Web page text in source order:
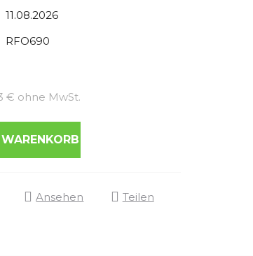
11.08.2026
RFO690
€ ohne MwSt.
Ansehen Teilen